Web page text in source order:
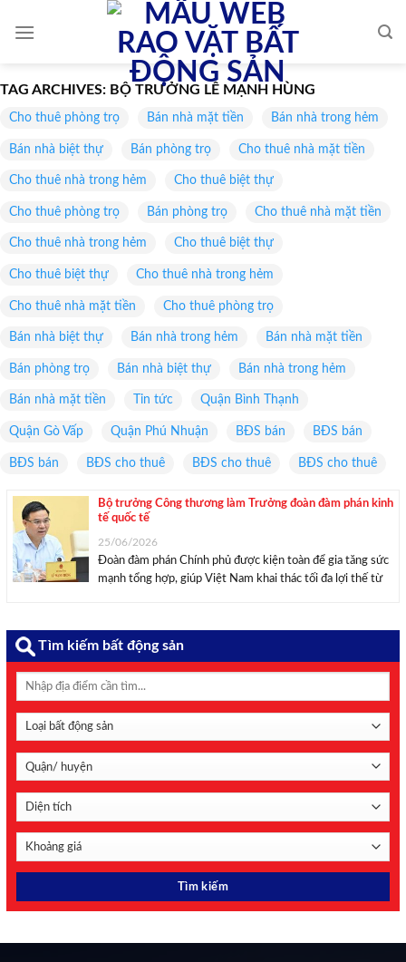
TAG ARCHIVES: BỘ TRƯỞNG LÊ MẠNH HÙNG
Cho thuê phòng trọ Bán nhà mặt tiền Bán nhà trong hẻm
Bán nhà biệt thự Bán phòng trọ Cho thuê nhà mặt tiền
Cho thuê nhà trong hẻm Cho thuê biệt thự
Cho thuê phòng trọ Bán phòng trọ Cho thuê nhà mặt tiền
Cho thuê nhà trong hẻm Cho thuê biệt thự
Cho thuê biệt thự Cho thuê nhà trong hẻm
Cho thuê nhà mặt tiền Cho thuê phòng trọ
Bán nhà biệt thự Bán nhà trong hẻm Bán nhà mặt tiền
Bán phòng trọ Bán nhà biệt thự Bán nhà trong hẻm
Bán nhà mặt tiền Tin tức Quận Bình Thạnh
Quận Gò Vấp Quận Phú Nhuận BĐS bán BĐS bán
BĐS bán BĐS cho thuê BĐS cho thuê BĐS cho thuê
Bộ trưởng Công thương làm Trưởng đoàn đàm phán kinh
tế quốc tế
25/06/2026
Đoàn đàm phán Chính phủ được kiện toàn để gia tăng sức
mạnh tổng hợp, giúp Việt Nam khai thác tối đa lợi thế từ
...
Tìm kiếm bất động sản